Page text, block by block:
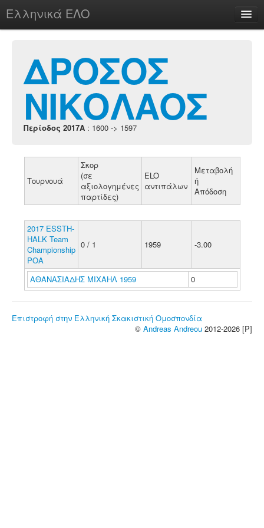
Ελληνικά ΕΛΟ
chesstu.be @ discord
Login
ΔΡΟΣΟΣ
ΝΙΚΟΛΑΟΣ
Περίοδος 2017A : 1600 -> 1597
Τουρνουά
Σκορ
(σε
αξιολογημένες
παρτίδες)
ELO
αντιπάλων
Μεταβολή
ή
Απόδοση
2017 ESSTH-
HALK Team
Championship
POA
0 / 1 1959 -3.00
ΑΘΑΝΑΣΙΑΔΗΣ ΜΙΧΑΗΛ 1959 0
Επιστροφή στην Ελληνική Σκακιστική Ομοσπονδία
© Andreas Andreou 2012-2026 [P]